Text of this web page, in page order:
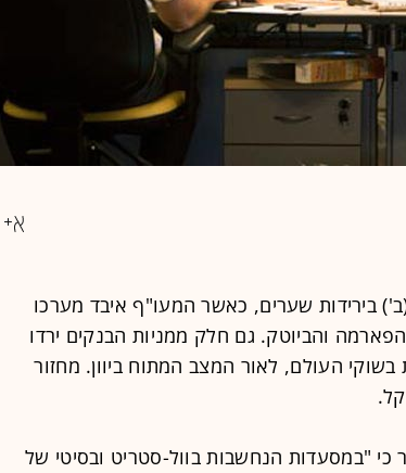
בירידות שערים, כאשר המעו"ף איבד מערכו
הפארמה והביוטק. גם חלק ממניות הבנקים ירדו
העולם, לאור המצב המתוח ביוון. מחזור
כי "במסעדות הנחשבות בוול-סטריט ובסיטי של